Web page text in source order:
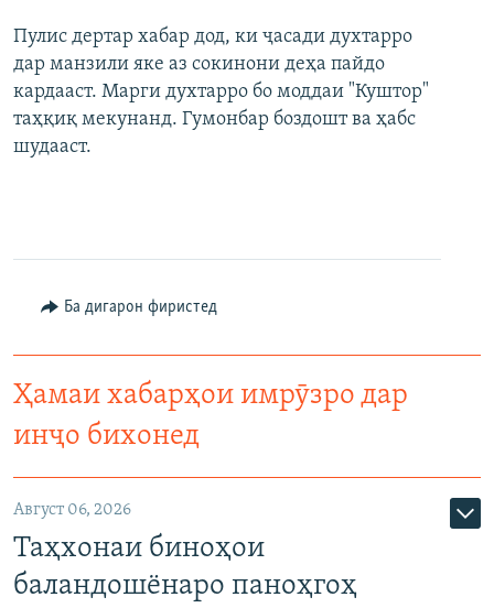
Пулис дертар хабар дод, ки ҷасади духтарро
дар манзили яке аз сокинони деҳа пайдо
кардааст. Марги духтарро бо моддаи "Куштор"
таҳқиқ мекунанд. Гумонбар боздошт ва ҳабс
шудааст.
Ба дигарон фиристед
Ҳамаи хабарҳои имрӯзро дар
инҷо бихонед
Август 06, 2026
Таҳхонаи биноҳои
баландошёнаро паноҳгоҳ